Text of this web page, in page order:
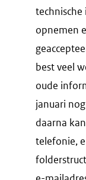
technische
opnemen
best veel
oude
januari
daarna
telefonie,